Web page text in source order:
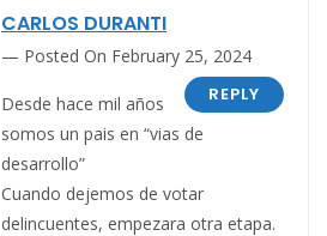
CARLOS DURANTI
Posted On February 25, 2024
REPLY
Desde hace mil años
somos un pais en “vias de
desarrollo”
Cuando dejemos de votar
delincuentes, empezara otra etapa.